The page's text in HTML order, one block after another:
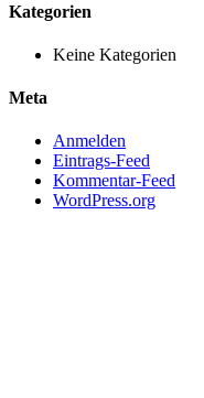
Kategorien
Keine Kategorien
Meta
Anmelden
Eintrags-Feed
Kommentar-Feed
WordPress.org